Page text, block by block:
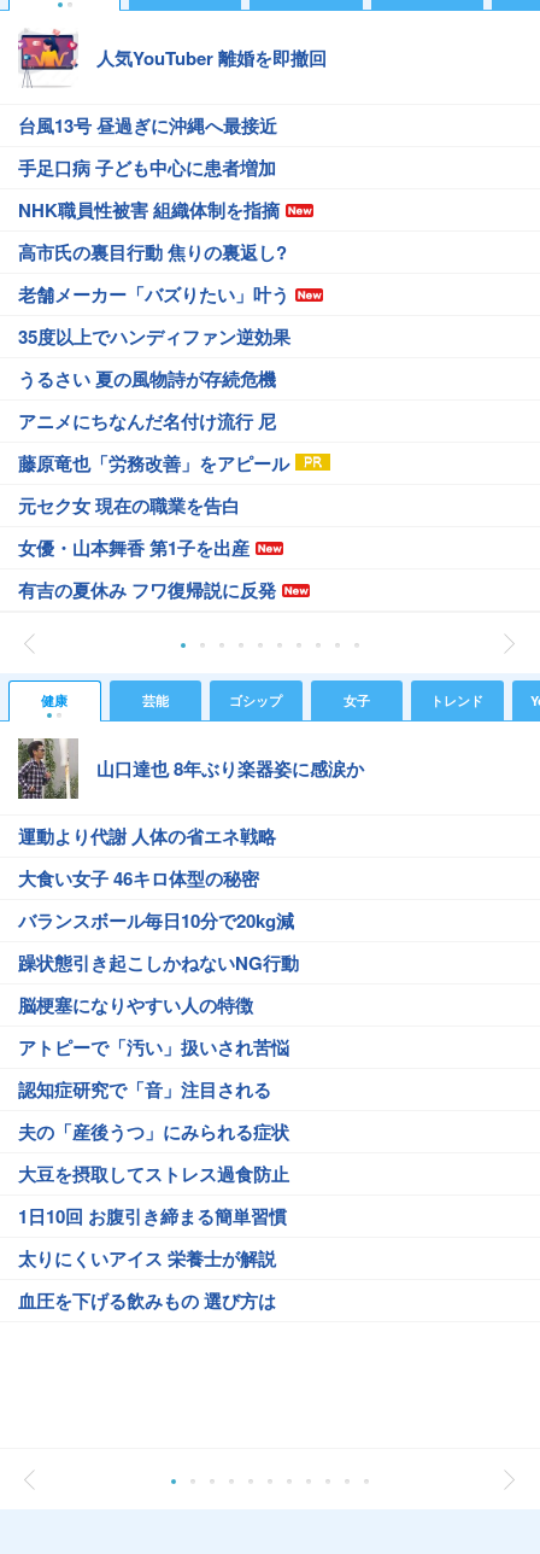
人気YouTuber 離婚を即撤回
台風13号 昼過ぎに沖縄へ最接近
手足口病 子ども中心に患者増加
NHK職員性被害 組織体制を指摘
高市氏の裏目行動 焦りの裏返し?
老舗メーカー「バズりたい」叶う
35度以上でハンディファン逆効果
うるさい 夏の風物詩が存続危機
アニメにちなんだ名付け流行 尼
藤原竜也「労務改善」をアピール
元セク女 現在の職業を告白
女優・山本舞香 第1子を出産
有吉の夏休み フワ復帰説に反発
健康 芸能 ゴシップ 女子 トレンド
山口達也 8年ぶり楽器姿に感涙か
運動より代謝 人体の省エネ戦略
大食い女子 46キロ体型の秘密
バランスボール毎日10分で20kg減
躁状態引き起こしかねないNG行動
脳梗塞になりやすい人の特徴
アトピーで「汚い」扱いされ苦悩
認知症研究で「音」注目される
夫の「産後うつ」にみられる症状
大豆を摂取してストレス過食防止
1日10回 お腹引き締まる簡単習慣
太りにくいアイス 栄養士が解説
血圧を下げる飲みもの 選び方は